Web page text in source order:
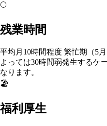
🌕
残業時間
平均月10時間程度 繁忙期（5
よっては30時間弱発生するケ
なります。
🏖️
福利厚生